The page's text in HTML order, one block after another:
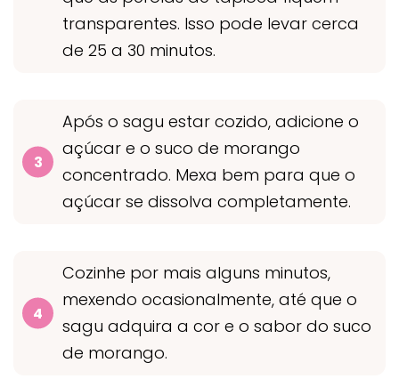
transparentes. Isso pode levar cerca
de 25 a 30 minutos.
Após o sagu estar cozido, adicione o
açúcar e o suco de morango
concentrado. Mexa bem para que o
açúcar se dissolva completamente.
Cozinhe por mais alguns minutos,
mexendo ocasionalmente, até que o
sagu adquira a cor e o sabor do suco
de morango.